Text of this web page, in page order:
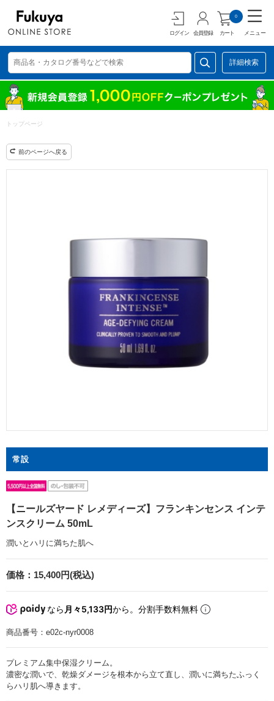
ログイン 会員登録 カート
0
メニュー
詳細検索
トップページ
前のページへ戻る
常設
【ニールズヤード レメディーズ】フランキンセンス インテ
ンスクリーム 50mL
潤いとハリに満ちた肌へ
価格： 15,400円(税込)
なら 月々5,133円から。分割手数料無料
商品番号： e02c-nyr0008
プレミアム集中保湿クリーム。
濃密な潤いで、乾燥ダメージを根本から立て直し、潤いに満ちたふっく
らハリ肌へ導きます。